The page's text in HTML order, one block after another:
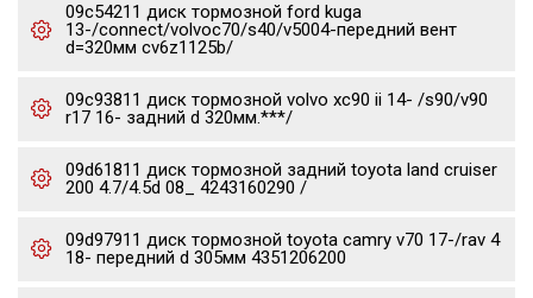
09c54211 диск тормозной ford kuga
13-/connect/volvoc70/s40/v5004-передний вент
d=320мм cv6z1125b/
09c93811 диск тормозной volvo xc90 ii 14- /s90/v90
r17 16- задний d 320мм.***/
09d61811 диск тормозной задний toyota land cruiser
200 4.7/4.5d 08_ 4243160290 /
09d97911 диск тормозной toyota camry v70 17-/rav 4
18- передний d 305мм 4351206200